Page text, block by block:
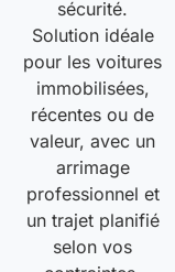
sécurité.
Solution idéale
pour les voitures
immobilisées,
récentes ou de
valeur, avec un
arrimage
professionnel et
un trajet planifié
selon vos